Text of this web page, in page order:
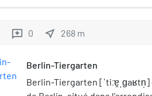
Congrès), près de la
trouvait l'opéra Kroll. La tour du
mètres de haut et recouvertes
la tour ont été conçus par les
reviews 0 near_me 268 m
Berlin-Tiergarten
Berlin-Tiergarten